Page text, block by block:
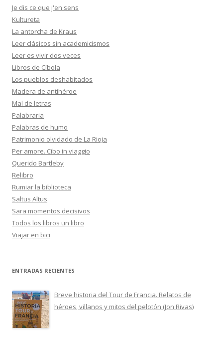
Je dis ce que j'en sens
Kultureta
La antorcha de Kraus
Leer clásicos sin academicismos
Leer es vivir dos veces
Libros de Cíbola
Los pueblos deshabitados
Madera de antihéroe
Mal de letras
Palabraria
Palabras de humo
Patrimonio olvidado de La Rioja
Per amore. Cibo in viaggio
Querido Bartleby
Relibro
Rumiar la biblioteca
Saltus Altus
Sara momentos decisivos
Todos los libros un libro
Viajar en bici
ENTRADAS RECIENTES
Breve historia del Tour de Francia. Relatos de
héroes, villanos y mitos del pelotón (Jon Rivas)